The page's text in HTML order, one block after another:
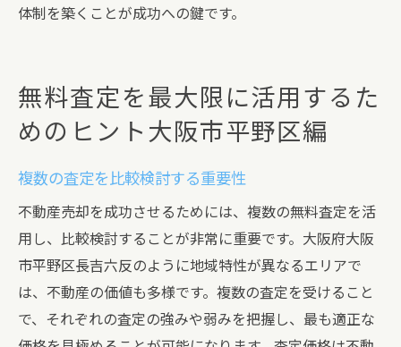
体制を築くことが成功への鍵です。
無料査定を最大限に活用するた
めのヒント大阪市平野区編
複数の査定を比較検討する重要性
不動産売却を成功させるためには、複数の無料査定を活
用し、比較検討することが非常に重要です。大阪府大阪
市平野区長吉六反のように地域特性が異なるエリアで
は、不動産の価値も多様です。複数の査定を受けること
で、それぞれの査定の強みや弱みを把握し、最も適正な